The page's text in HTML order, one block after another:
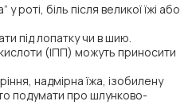
роті, біль після великої їжі або
під лопатку чи в шию.
(ІПП) можуть приносити
надмірна їжа, ізобилену
подумати про шлунково-